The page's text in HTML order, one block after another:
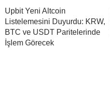
Upbit Yeni Altcoin
Listelemesini Duyurdu: KRW,
BTC ve USDT Paritelerinde
İşlem Görecek